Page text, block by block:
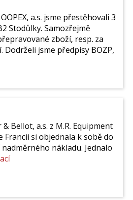
a.s. jsme přestěhovali 3
Stodůlky. Samozřejmě
zboží, resp. za
Dodrželi jsme předpisy BOZP,
Bellot, a.s. z M.R. Equipment
Francii si objednala k sobě do
nákladu. Jednalo
: